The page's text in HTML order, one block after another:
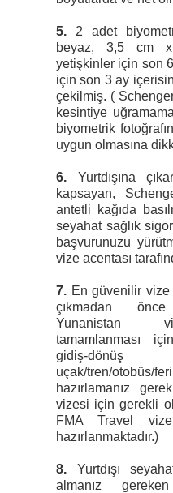
5. 2 adet
beyaz, 3,5 cm
yetişkinler için son
için son 3 ay
çekilmiş. (
kesintiye
biyometrik
uygun olmasına
6. Yurtdışına
kapsayan,
antetli kağıda
seyahat sağlık
başvurunuzu
vize acentası
7. En güvenilir vize
çıkmadan
Yunanistan
tamamlanması
gidiş-
uçak/tren/
hazırlamanız
vizesi için gerekli
FMA Travel vize
hazırlanmaktadır.)
8. Yurtdışı
almanız